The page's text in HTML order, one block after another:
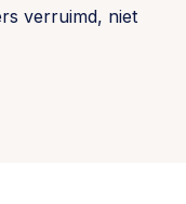
verruimd, niet